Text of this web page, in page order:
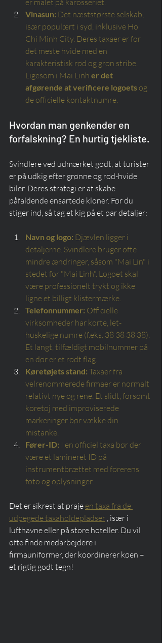
er malet på karosseriet.
Vinasun: Det næststørste selskab,
især populært i syd, inklusive Ho
Chi Minh City. Deres taxaer er for
det meste hvide med en
karakteristisk rød og grøn stribe.
Ligesom i Mai Linh er det
afgørende at verificere logoets og
de officielle kontaktnumre.
Hvordan man genkender en
forfalskning? En hurtig tjekliste.
Svindlere ved udmærket godt, at turister
er på udkig efter grønne og rød-hvide
biler. Deres strategi er at skabe
påfaldende ensartede kloner. Før du
stiger ind, så tag et kig på et par detaljer:
Navn og logo: Djævlen ligger i
detaljerne. Svindlere bruger ofte
mindre ændringer, såsom "Mai Lin" i
stedet for "Mai Linh". Logoet skal
være professionelt trykt og ikke
ligne et billigt klistermærke.
Telefonnummer: Officielle
virksomheder har korte, let-
huskelige numre (f.eks. 38 38 38 38).
Et langt, tilfældigt mobilnummer på
en dør er et rødt flag.
Køretøjets stand: Taxaer fra
velrenommerede firmaer er normalt
relativt nye og rene. Et slidt, forsømt
køretøj med improviserede
markeringer bør vække din
mistanke.
Fører-ID: I en officiel taxa bør der
være et lamineret ID på
instrumentbrættet med førerens
foto og oplysninger.
Det er sikrest at praje en taxa fra de
udpegede taxaholdepladser , især i
lufthavne eller på store hoteller. Du vil
ofte finde medarbejdere i
firmauniformer, der koordinerer køen –
et rigtig godt tegn!